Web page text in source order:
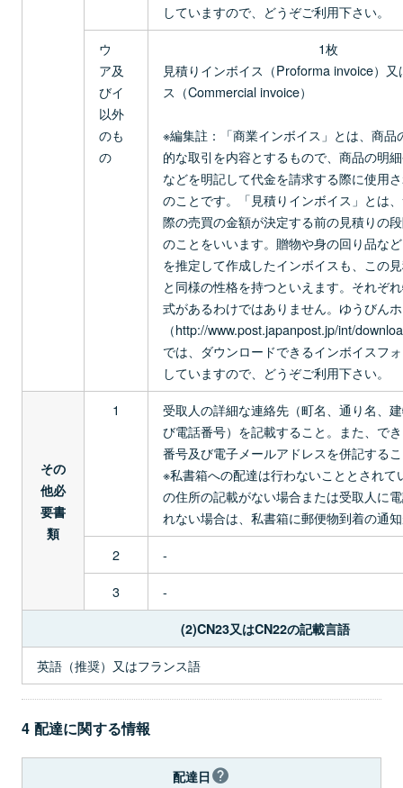
していますので、どうぞご利用下さい。
ウ
ア及
びイ
以外
のも
の
1枚
見積りインボイス（Proforma invoice）
ス（Commercial invoice）
※編集註：「商業インボイス」とは、商品
的な取引を内容とするもので、商品の明
などを明記して代金を請求する際に使用
のことです。「見積りインボイス」とは
際の売買の金額が決定する前の見積りの
のことをいいます。贈物や身の回り品な
を推定して作成したインボイスも、この
と同様の性格を持つといえます。それぞ
式があるわけではありません。ゆうびん
（http://www.post.japanpost.jp/int/
では、ダウンロードできるインボイスフ
していますので、どうぞご利用下さい。
その
他必
要書
類
1
受取人の詳細な連絡先（町名、通り名、
び電話番号）を記載すること。また、で
番号及び電子メールアドレスを併記する
※私書箱への配達は行わないこととされて
の住所の記載がない場合または受取人に
れない場合は、私書箱に郵便物到着の通
2
-
3
-
(2)CN23又はCN22の記載言語
英語（推奨）又はフランス語
4 配達に関する情報
配達日